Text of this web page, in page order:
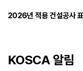
2026년 적용 건설공사
KOSCA 알림